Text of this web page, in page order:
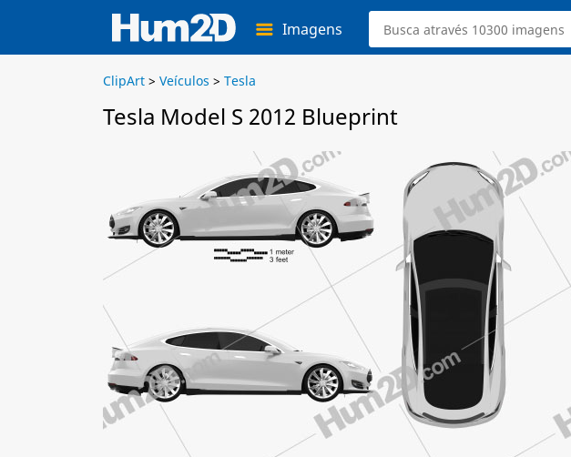
Imagens
ClipArt > Veículos > Tesla
Tesla Model S 2012 Blueprint